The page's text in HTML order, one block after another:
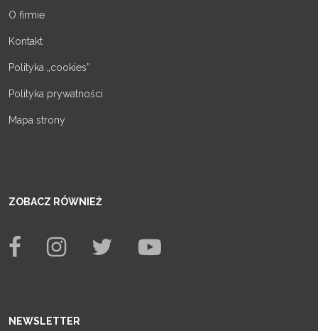
O firmie
Kontakt
Polityka „cookies”
Polityka prywatności
Mapa strony
ZOBACZ RÓWNIEŻ
NEWSLETTER